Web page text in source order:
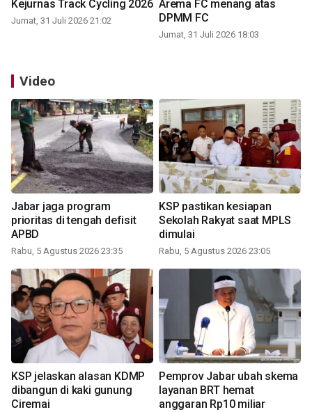
Kejurnas Track Cycling 2026
Jumat, 31 Juli 2026 21:02
Arema FC menang atas
DPMM FC
Jumat, 31 Juli 2026 18:03
Video
Jabar jaga program
prioritas di tengah defisit
APBD
Rabu, 5 Agustus 2026 23:35
KSP pastikan kesiapan
Sekolah Rakyat saat MPLS
dimulai
Rabu, 5 Agustus 2026 23:05
KSP jelaskan alasan KDMP
dibangun di kaki gunung
Ciremai
Pemprov Jabar ubah skema
layanan BRT hemat
anggaran Rp10 miliar